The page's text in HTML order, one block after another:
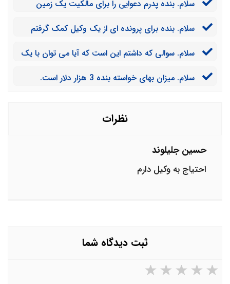
توانم آن را از خواهان بخواهم؟
سلام. بنده پدرم دعوایی را برای مالکیت یک زمین
تواند هزینه های وکیل را بگیرد؟
سلام. بنده برای پرونده ای از یک وکیل کمک گرفتم
چکار کنم؟سلام. سوالی که داشتم این است که آیا می توان با یک
مبلغ تعرفه باشد؟
سلام. میزان بهای خواسته بنده 3 هزار دلار است.
نظرات
حسین جلیلوند
احتیاج به وکیل دارم
ثبت دیدگاه شما
۵ ستاره از ۵ ۴ ستاره از ۵ ۳ ستاره از ۵ ۲ ستاره از ۵